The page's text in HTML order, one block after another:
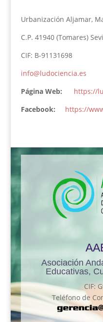
Urbanización Aljamar,
C.P. 41940 (Tomares)
CIF: B-91131698
info@ludociencia.es
Página Web: https://
Facebook: https://
Asociación
Educativas,
CIF:
Teléfono de